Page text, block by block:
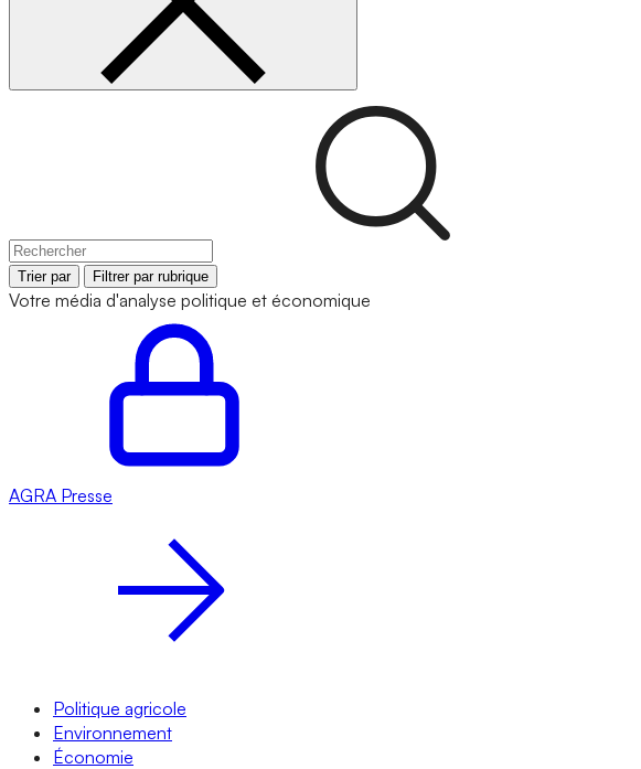
Trier par Filtrer par rubrique
Votre média d'analyse politique et économique
AGRA Presse
Politique agricole
Environnement
Économie